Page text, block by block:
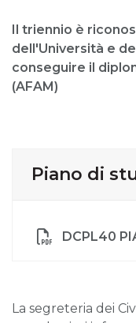
Il triennio è
dell'Università e
conseguire il
(AFAM)
Piano di
DCPL40
La segreteria dei